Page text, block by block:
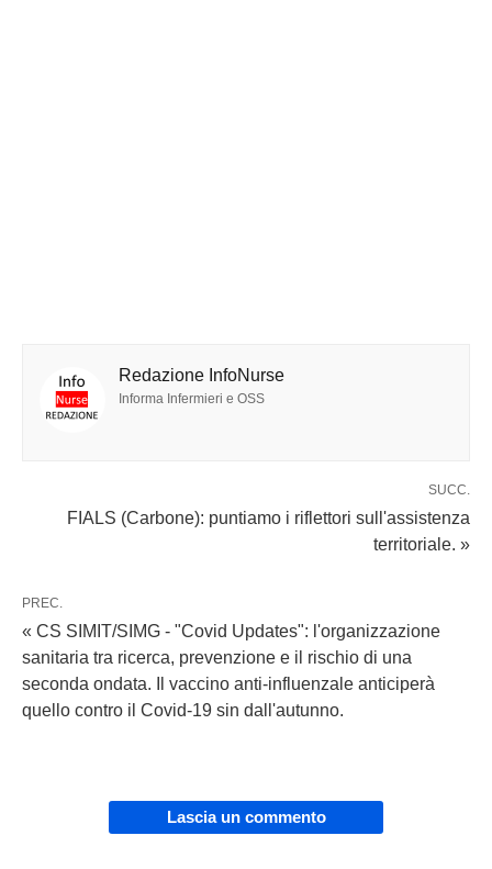
Redazione InfoNurse
Informa Infermieri e OSS
SUCC.
FIALS (Carbone): puntiamo i riflettori sull'assistenza
territoriale. »
PREC.
« CS SIMIT/SIMG - "Covid Updates": l'organizzazione
sanitaria tra ricerca, prevenzione e il rischio di una
seconda ondata. Il vaccino anti-influenzale anticiperà
quello contro il Covid-19 sin dall'autunno.
Lascia un commento